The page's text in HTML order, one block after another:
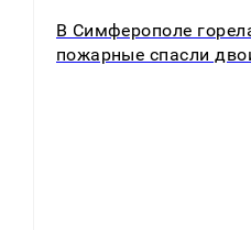
В Симферополе
пожарные спасли